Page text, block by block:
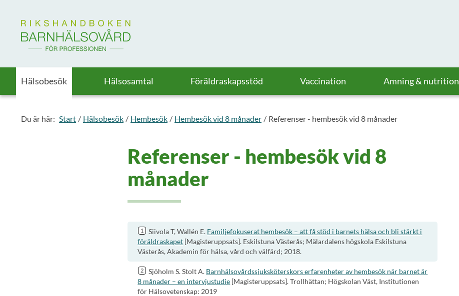
Till startsidan för Rikshandboken i barnhälsovård
Hälsobesök Hälsosamtal Föräldraskapsstöd Vaccination Amning & nutrition
Du är här: Start Hälsobesök Hembesök Hembesök vid 8 månader Referenser - hembesök vid 8 månader
Referenser - hembesök vid 8
månader
Siivola T, Wallén E. Familjefokuserat hembesök – att få stöd i barnets hälsa och bli stärkt i
föräldraskapet [Magisteruppsats]. Eskilstuna Västerås; Mälardalens högskola Eskilstuna
Västerås, Akademin för hälsa, vård och välfärd; 2018.
Sjöholm S. Stolt A. Barnhälsovårdssjuksköterskors erfarenheter av hembesök när barnet är
8 månader – en intervjustudie [Magisteruppsats]. Trollhättan; Högskolan Väst, Institutionen
för Hälsovetenskap: 2019